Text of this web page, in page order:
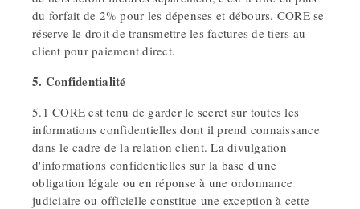
du forfait de 2% pour les dépenses et débours. CORE se
réserve le droit de transmettre les factures de tiers au
client pour paiement direct.
5. Confidentialité
5.1 CORE est tenu de garder le secret sur toutes les
informations confidentielles dont il prend connaissance
dans le cadre de la relation client. La divulgation
d'informations confidentielles sur la base d'une
obligation légale ou en réponse à une ordonnance
judiciaire ou officielle constitue une exception à cette